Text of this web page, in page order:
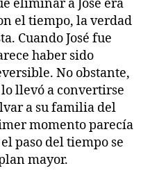
eliminar a José era
el tiempo, la verdad
Cuando José fue
haber sido
No obstante,
llevó a convertirse
a su familia del
momento parecía
paso del tiempo se
mayor.